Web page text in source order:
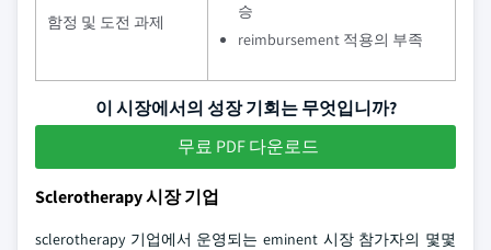
함정 및 도전 과제
승
reimbursement 적용의 부족
이 시장에서의 성장 기회는 무엇입니까?
무료 PDF 다운로드
Sclerotherapy 시장 기업
sclerotherapy 기업에서 운영되는 eminent 시장 참가자의 몇몇